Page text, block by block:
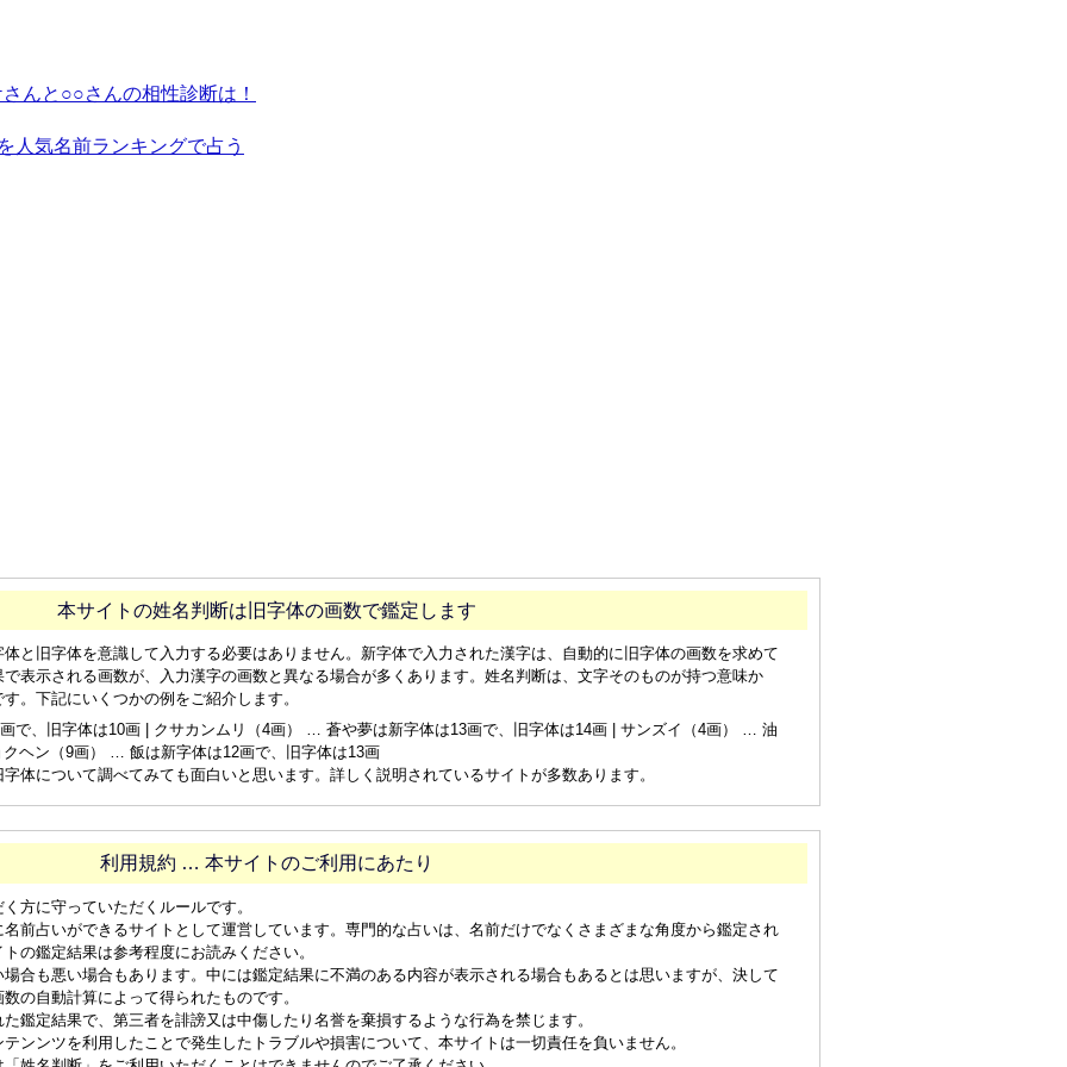
んと○○さんの相性診断は！
人気名前ランキングで占う
本サイトの姓名判断は旧字体の画数で鑑定します
と旧字体を意識して入力する必要はありません。新字体で入力された漢字は、自動的に旧字体の画数を求めて
表示される画数が、入力漢字の画数と異なる場合が多くあります。姓名判断は、文字そのものが持つ意味か
。下記にいくつかの例をご紹介します。
で、旧字体は10画 | クサカンムリ（4画） … 蒼や夢は新字体は13画で、旧字体は14画 | サンズイ（4画） … 油
ヘン（9画） … 飯は新字体は12画で、旧字体は13画
体について調べてみても面白いと思います。詳しく説明されているサイトが多数あります。
利用規約 … 本サイトのご利用にあたり
方に守っていただくルールです。
名前占いができるサイトとして運営しています。専門的な占いは、名前だけでなくさまざまな角度から鑑定され
の鑑定結果は参考程度にお読みください。
合も悪い場合もあります。中には鑑定結果に不満のある内容が表示される場合もあるとは思いますが、決して
の自動計算によって得られたものです。
鑑定結果で、第三者を誹謗又は中傷したり名誉を棄損するような行為を禁じます。
ンンツを利用したことで発生したトラブルや損害について、本サイトは一切責任を負いません。